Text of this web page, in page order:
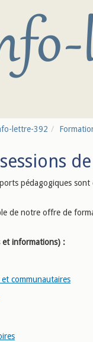
lettre-392
pédagogiques sont
de notre offre de
et informations) :
communautaires